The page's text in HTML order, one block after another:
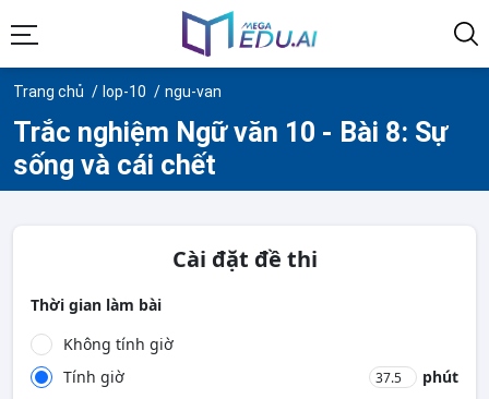
Trang chủ lop-10 ngu-van
Trắc nghiệm Ngữ văn 10 - Bài 8: Sự
sống và cái chết
Cài đặt đề thi
Thời gian làm bài
Không tính giờ
Tính giờ
phút